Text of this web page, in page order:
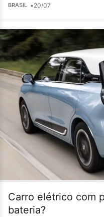
BRASIL •20/07
Carro elétrico com
bateria?